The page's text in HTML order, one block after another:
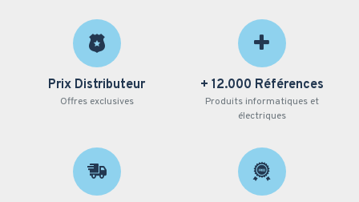
Prix Distributeur
Offres exclusives
+ 12.000 Références
Produits informatiques et
électriques